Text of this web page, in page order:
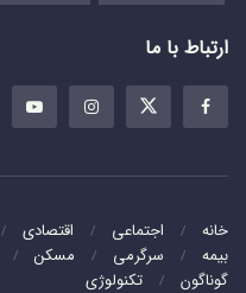
ارتباط با ما
خانه اجتماعی اقتصادی
بیمه
سرگرمی مسکن
گوناگون
تکنولوژی